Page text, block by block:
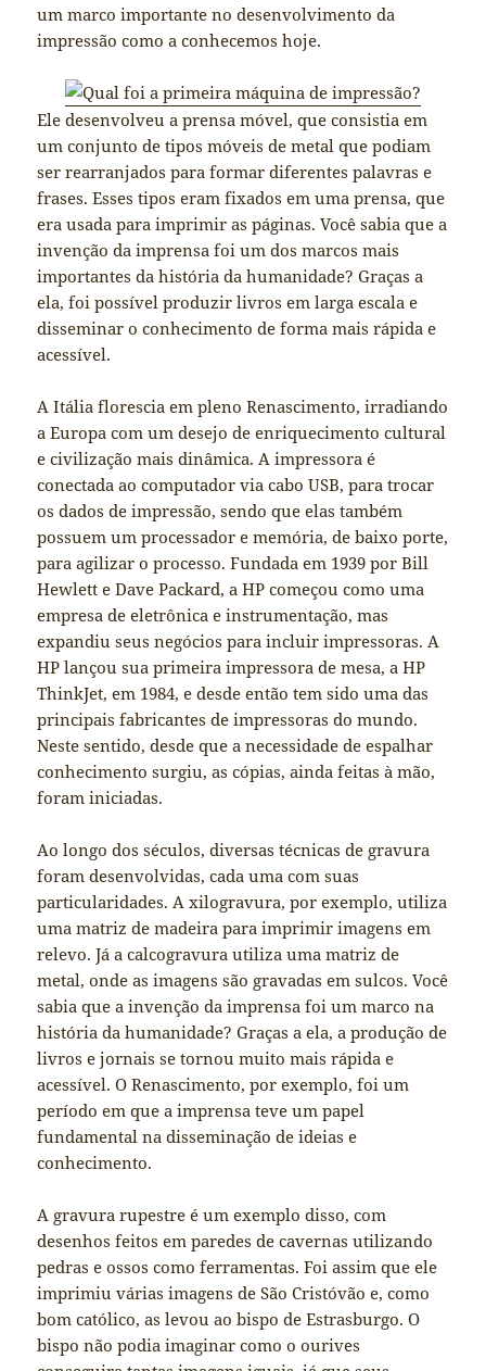
um marco importante no desenvolvimento da
impressão como a conhecemos hoje.
Ele desenvolveu a prensa móvel, que consistia em
um conjunto de tipos móveis de metal que podiam
ser rearranjados para formar diferentes palavras e
frases. Esses tipos eram fixados em uma prensa, que
era usada para imprimir as páginas. Você sabia que a
invenção da imprensa foi um dos marcos mais
importantes da história da humanidade? Graças a
ela, foi possível produzir livros em larga escala e
disseminar o conhecimento de forma mais rápida e
acessível.
A Itália florescia em pleno Renascimento, irradiando
a Europa com um desejo de enriquecimento cultural
e civilização mais dinâmica. A impressora é
conectada ao computador via cabo USB, para trocar
os dados de impressão, sendo que elas também
possuem um processador e memória, de baixo porte,
para agilizar o processo. Fundada em 1939 por Bill
Hewlett e Dave Packard, a HP começou como uma
empresa de eletrônica e instrumentação, mas
expandiu seus negócios para incluir impressoras. A
HP lançou sua primeira impressora de mesa, a HP
ThinkJet, em 1984, e desde então tem sido uma das
principais fabricantes de impressoras do mundo.
Neste sentido, desde que a necessidade de espalhar
conhecimento surgiu, as cópias, ainda feitas à mão,
foram iniciadas.
Ao longo dos séculos, diversas técnicas de gravura
foram desenvolvidas, cada uma com suas
particularidades. A xilogravura, por exemplo, utiliza
uma matriz de madeira para imprimir imagens em
relevo. Já a calcogravura utiliza uma matriz de
metal, onde as imagens são gravadas em sulcos. Você
sabia que a invenção da imprensa foi um marco na
história da humanidade? Graças a ela, a produção de
livros e jornais se tornou muito mais rápida e
acessível. O Renascimento, por exemplo, foi um
período em que a imprensa teve um papel
fundamental na disseminação de ideias e
conhecimento.
A gravura rupestre é um exemplo disso, com
desenhos feitos em paredes de cavernas utilizando
pedras e ossos como ferramentas. Foi assim que ele
imprimiu várias imagens de São Cristóvão e, como
bom católico, as levou ao bispo de Estrasburgo. O
bispo não podia imaginar como o ourives